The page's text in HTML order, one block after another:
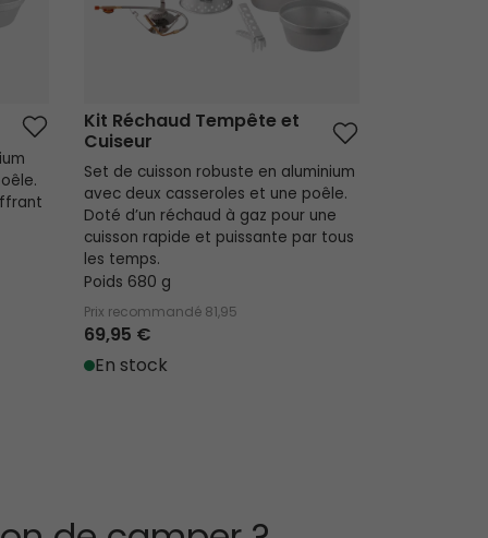
Kit Réchaud Tempête et
Cuiseur
Set de cuisson robuste en aluminium
avec deux casseroles et une poêle.
Doté d’un réchaud à gaz pour une
cuisson rapide et puissante par tous
les temps.
Poids 680 g
Prix recommandé 81,95
69,95 €
En stock